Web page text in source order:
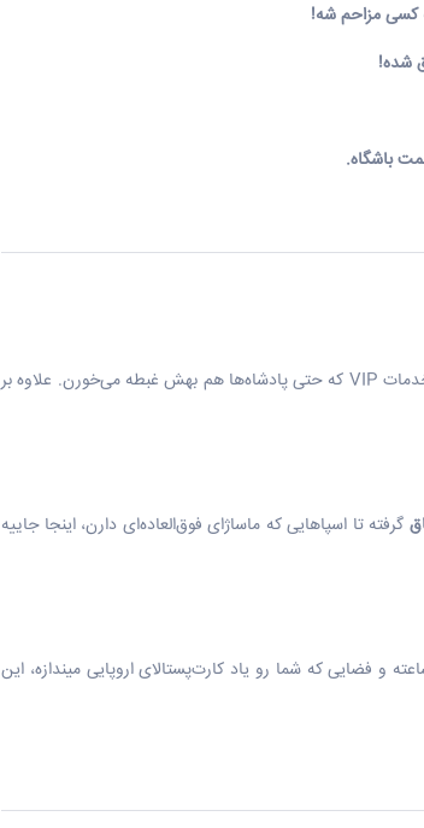
کسی مزاحم شه!
شده!
باشگاه.
، رستوران‌های متنوع، و یه خدمات VIP که حتی پادشاه‌ها هم بهش غبطه می‌خورن. علاوه بر
گرفته تا اسپاهایی که ماساژای فوق‌العاده‌ای دارن، اینجا جاییه
24 ساعته و فضایی که شما رو یاد کارت‌پستالای اروپایی میندازه، این